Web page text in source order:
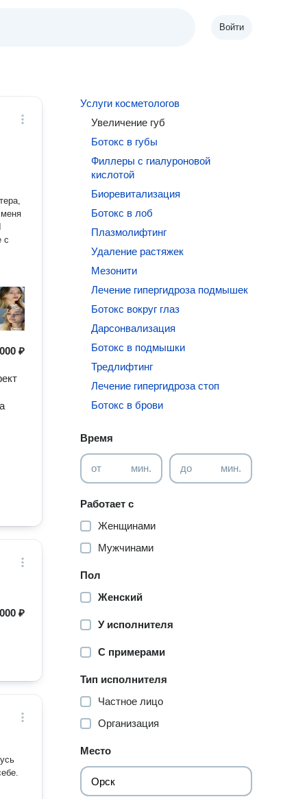
Войти
с
₽
₽
Услуги косметологов
Увеличение губ
Ботокс в губы
Филлеры с гиалуроновой
кислотой
Биоревитализация
Ботокс в лоб
Плазмолифтинг
Удаление растяжек
Мезонити
Лечение гипергидроза подмышек
Ботокс вокруг глаз
Дарсонвализация
Ботокс в подмышки
Тредлифтинг
Лечение гипергидроза стоп
Ботокс в брови
Время
от мин. до мин.
Работает с
Женщинами
Мужчинами
Пол
Женский
У исполнителя
С примерами
Тип исполнителя
Частное лицо
Организация
Место